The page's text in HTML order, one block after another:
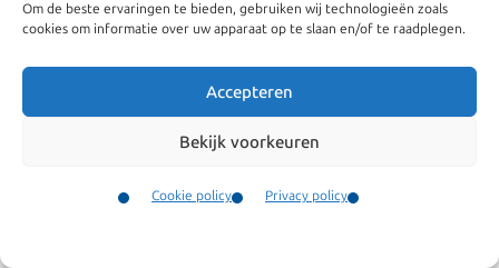
Om de beste ervaringen te bieden, gebruiken wij technologieën zoals
cookies om informatie over uw apparaat op te slaan en/of te raadplegen.
Accepteren
Bekijk voorkeuren
Cookie policy Privacy policy
Navigatie Algemeen